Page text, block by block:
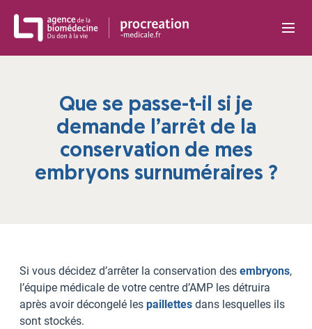
Que se passe-t-il si je
demande l’arrêt de la
conservation de mes
embryons surnuméraires ?
Si vous décidez d’arrêter la conservation des embryons,
l’équipe médicale de votre centre d’AMP les détruira
après avoir décongelé les paillettes dans lesquelles ils
sont stockés.